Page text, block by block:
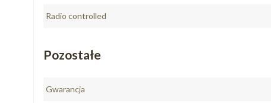
Radio controlled
Pozostałe
Gwarancja